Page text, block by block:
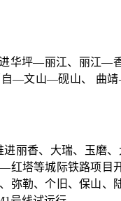
进华坪—丽江、丽江—
自—文山—砚山、 曲
丽香、大瑞、玉磨、
塔等城际铁路项目开
弥勒、个旧、保山、